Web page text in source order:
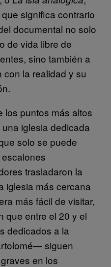
significa contrario
documental no solo
de vida libre de
sino también a
la realidad y su
los puntos más altos
iglesia dedicada
solo se puede
trasladaron la
iglesia más cercana
más fácil de visitar,
que entre el 20 y el
dedicados a la
siguen
en los